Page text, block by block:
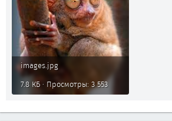
images.jpg
7.8 КБ · Просмотры: 3 553